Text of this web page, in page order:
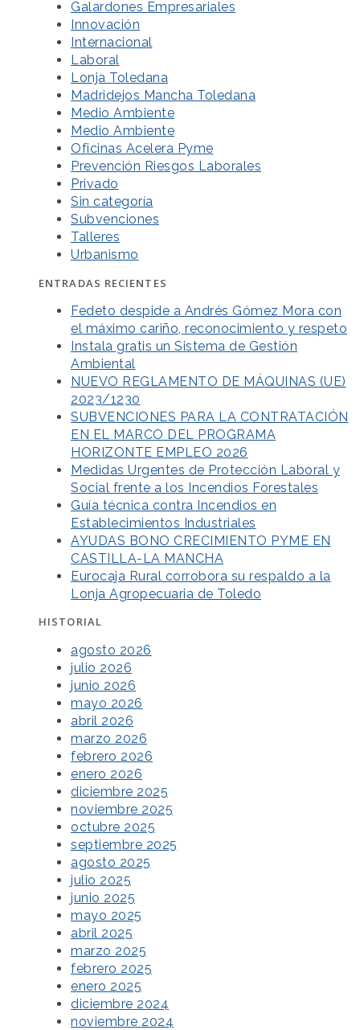
Galardones Empresariales
Innovación
Internacional
Laboral
Lonja Toledana
Madridejos Mancha Toledana
Medio Ambiente
Medio Ambiente
Oficinas Acelera Pyme
Prevención Riesgos Laborales
Privado
Sin categoría
Subvenciones
Talleres
Urbanismo
ENTRADAS RECIENTES
Fedeto despide a Andrés Gómez Mora con
el máximo cariño, reconocimiento y respeto
Instala gratis un Sistema de Gestión
Ambiental
NUEVO REGLAMENTO DE MÁQUINAS (UE)
2023/1230
SUBVENCIONES PARA LA CONTRATACIÓN
EN EL MARCO DEL PROGRAMA
HORIZONTE EMPLEO 2026
Medidas Urgentes de Protección Laboral y
Social frente a los Incendios Forestales
Guía técnica contra Incendios en
Establecimientos Industriales
AYUDAS BONO CRECIMIENTO PYME EN
CASTILLA-LA MANCHA
Eurocaja Rural corrobora su respaldo a la
Lonja Agropecuaria de Toledo
HISTORIAL
agosto 2026
julio 2026
junio 2026
mayo 2026
abril 2026
marzo 2026
febrero 2026
enero 2026
diciembre 2025
noviembre 2025
octubre 2025
septiembre 2025
agosto 2025
julio 2025
junio 2025
mayo 2025
abril 2025
marzo 2025
febrero 2025
enero 2025
diciembre 2024
noviembre 2024